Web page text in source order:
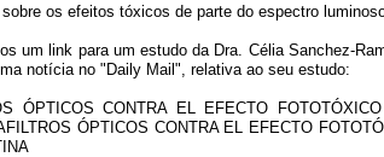
sobre os efeitos tóxicos de parte do espectro
um link para um estudo da Dra. Célia Sanchez-
notícia no "Daily Mail", relativa ao seu estudo:
ÓPTICOS CONTRA EL EFECTO
ÓPTICOS CONTRA EL EFECTO